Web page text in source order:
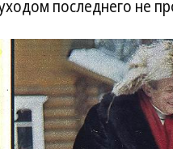
последнего не